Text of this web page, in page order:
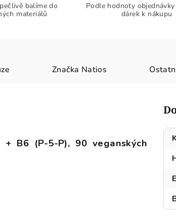
balíme do
materiálů
Podle hodnoty
dárek k nákupu
Značka Natios
B6 (P-5-P), 90 veganských